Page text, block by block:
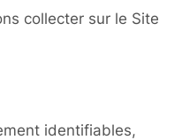
collecter sur le Site
identifiables,